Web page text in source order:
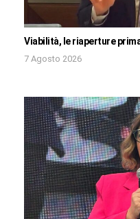
Viabilità, le riaperture
7 Agosto 2026